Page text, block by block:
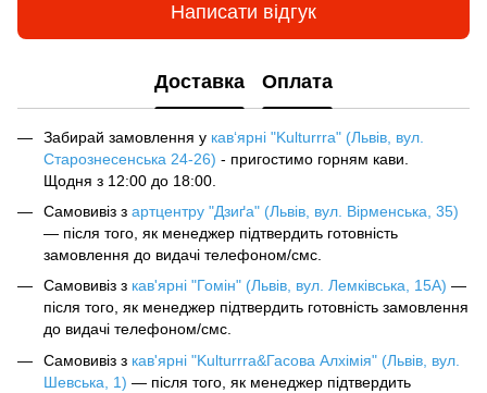
Написати відгук
Доставка Оплата
Забирай замовлення у кав‘ярні "Kulturrra" (Львів, вул.
Старознесенська 24-26) - пригостимо горням кави.
Щодня з 12:00 до 18:00.
Самовивіз з артцентру "Дзиґа" (Львів, вул. Вірменська, 35)
— після того, як менеджер підтвердить готовність
замовлення до видачі телефоном/смс.
Самовивіз з кав'ярні "Гомін" (Львів, вул. Лемківська, 15А) —
після того, як менеджер підтвердить готовність замовлення
до видачі телефоном/смс.
Самовивіз з кав'ярні "Kulturrra&Гасова Алхімія" (Львів, вул.
Шевська, 1) — після того, як менеджер підтвердить